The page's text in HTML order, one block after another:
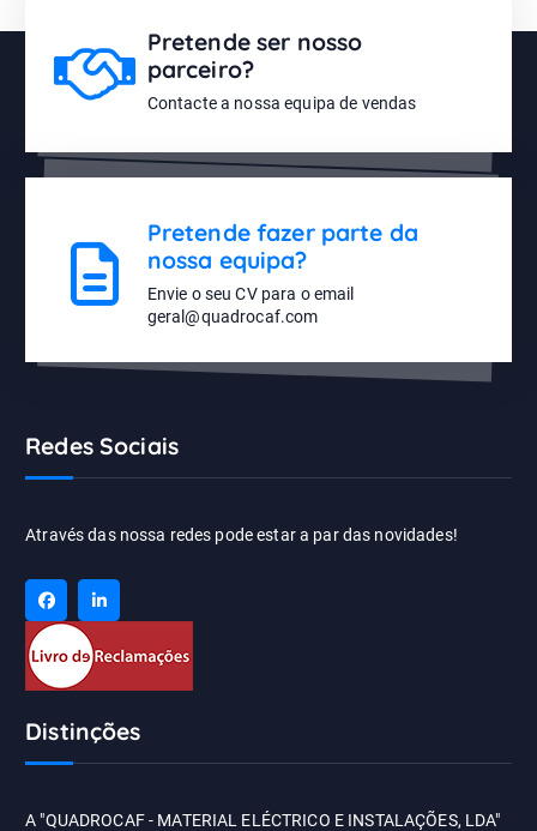
Pretende ser nosso
parceiro?
Contacte a nossa equipa de vendas
Pretende fazer parte da
nossa equipa?
Envie o seu CV para o email
geral@quadrocaf.com
Redes Sociais
Através das nossa redes pode estar a par das novidades!
Distinções
A "QUADROCAF - MATERIAL ELÉCTRICO E INSTALAÇÕES, LDA"